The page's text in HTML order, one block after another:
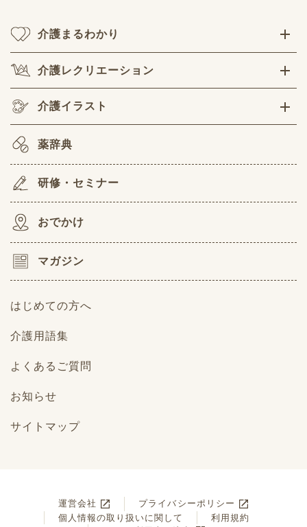
介護まるわかり
介護レクリエーション
介護イラスト
薬辞典
研修・セミナー
おでかけ
マガジン
はじめての方へ
介護用語集
よくあるご質問
お知らせ
サイトマップ
運営会社
プライバシーポリシー
個人情報の取り扱いに関して
利用規約